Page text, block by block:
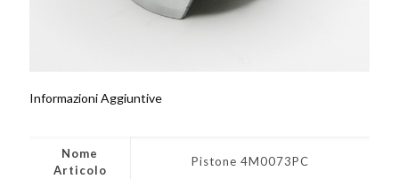
Informazioni Aggiuntive
Nome
Articolo
Pistone 4M0073PC